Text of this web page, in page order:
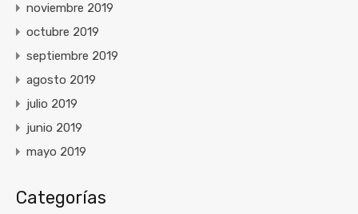
noviembre 2019
octubre 2019
septiembre 2019
agosto 2019
julio 2019
junio 2019
mayo 2019
Categorías